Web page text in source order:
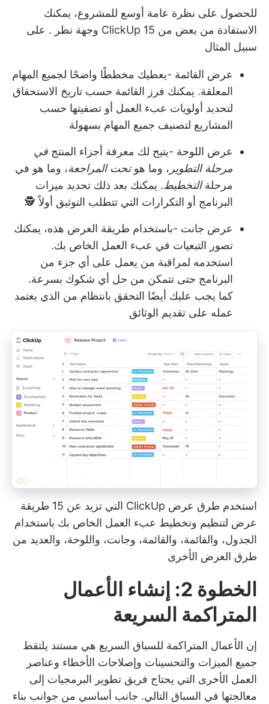
للحصول على نظرة عامة أوسع للمشروع، يمكنك
الاستفادة من بعض من ClickUp 15 وجهة نظر
. على
سبيل المثال
عرض القائمة -يعطيك مخططًا واضحًا لجميع المهام
المعلقة. يمكنك فرز القائمة حسب تاريخ الاستحقاق
لتحديد أولويات عبء العمل أو تصفيتها حسب
المشاريع لتصنيف جميع المهام بسهولة
عرض اللوحة -يتيح لك معرفة أجزاء المنتج في
مرحلة التطوير ، وما هوتحت المراجعة، وما هو في
مرحلةالتخطيط. يمكنك بعد ذلك تحديد ميزات
البرنامج أو التكرارات التي تتطلب التوثيق أولاً 🕵️
عرض جانت -باستخدام طريقة العرض هذه، يمكنك
تصور التبعيات في عبء العمل الخاص بك.
استخدمه لمراقبة من يعمل على أي جزء من
البرنامج حتى تتمكن من حل أي شكوك بسرعة.
كما يجب عليك أيضًا التحقق بانتظام من الذي يعتمد
عمله على تقديم الوثائق
استخدم طرق عرض ClickUp التي تزيد عن 15 طريقة
عرض لتنظيم وتخطيط عبء العمل الخاص بك باستخدام
الجدول، والقائمة، والقائمة، وجانت، واللوحة، والعديد من
طرق العرض الأخرى
الخطوة 2: إنشاء الأعمال
المتراكمة السريعة
إن الأعمال المتراكمة للسباق السريع هي مستند يلتقط
جميع الميزات والتحسينات وإصلاحات الأخطاء وعناصر
العمل الأخرى التي يحتاج فريق تطوير البرمجيات إلى
معالجتها في السباق التالي. جانب أساسي من جوانب بناء